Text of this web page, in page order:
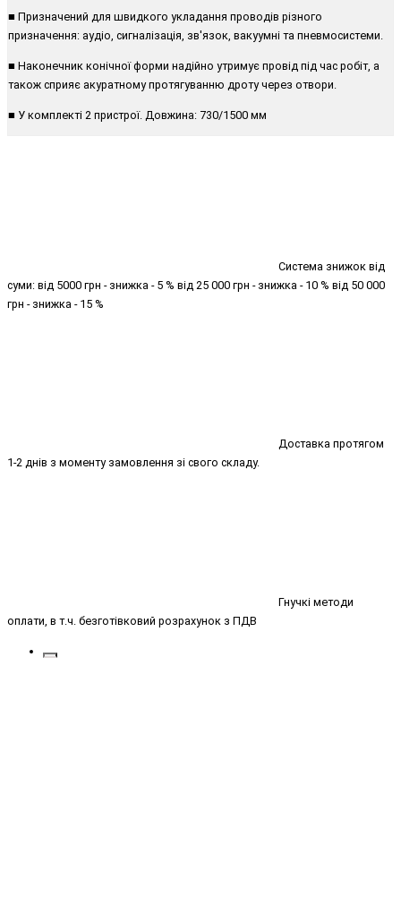
■ Призначений для швидкого укладання проводів різного
призначення: аудіо, сигналізація, зв'язок, вакуумні та пневмосистеми.
■ Наконечник конічної форми надійно утримує провід під час робіт, а
також сприяє акуратному протягуванню дроту через отвори.
■ У комплекті 2 пристрої. Довжина: 730/1500 мм
Система знижок від
суми: від 5000 грн - знижка - 5 % від 25 000 грн - знижка - 10 % від 50 000
грн - знижка - 15 %
Доставка протягом
1-2 днів з моменту замовлення зі свого складу.
Гнучкі методи
оплати, в т.ч. безготівковий розрахунок з ПДВ